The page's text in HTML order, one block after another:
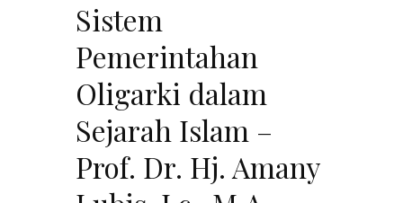
Sistem
Pemerintahan
Oligarki dalam
Sejarah Islam –
Prof. Dr. Hj. Amany